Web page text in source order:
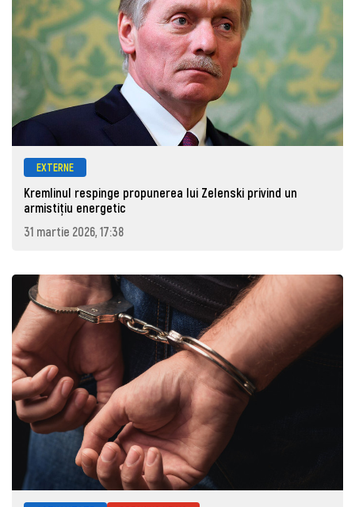
EXTERNE
Kremlinul respinge propunerea lui Zelenski privind un
armistițiu energetic
31 martie 2026, 17:38